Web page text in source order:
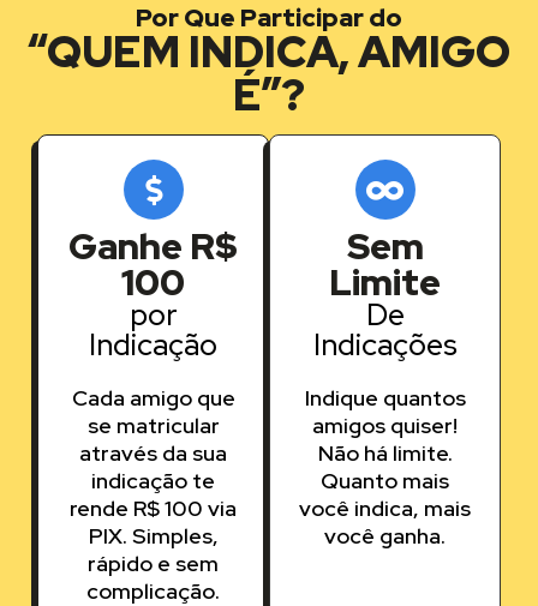
Por Que Participar do
“QUEM INDICA, AMIGO
É”?
Ganhe R$
100
por
Indicação
Cada amigo que
se matricular
através da sua
indicação te
rende R$ 100 via
PIX. Simples,
rápido e sem
complicação.
Sem
Limite
De
Indicações
Indique quantos
amigos quiser!
Não há limite.
Quanto mais
você indica, mais
você ganha.